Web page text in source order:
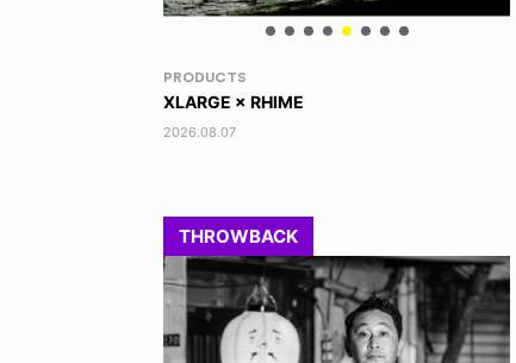
RANDOM
DINOSAUR JR.
2026.08.06
THROWBACK